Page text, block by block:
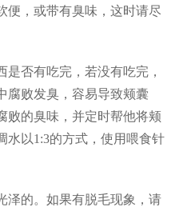
便，或带有臭味，这时请尽
否有吃完，若没有吃完，
腐败发臭，容易导致颊囊
败的臭味，并定时帮他将颊
水以1:3的方式，使用喂食针
的。如果有脱毛现象，请